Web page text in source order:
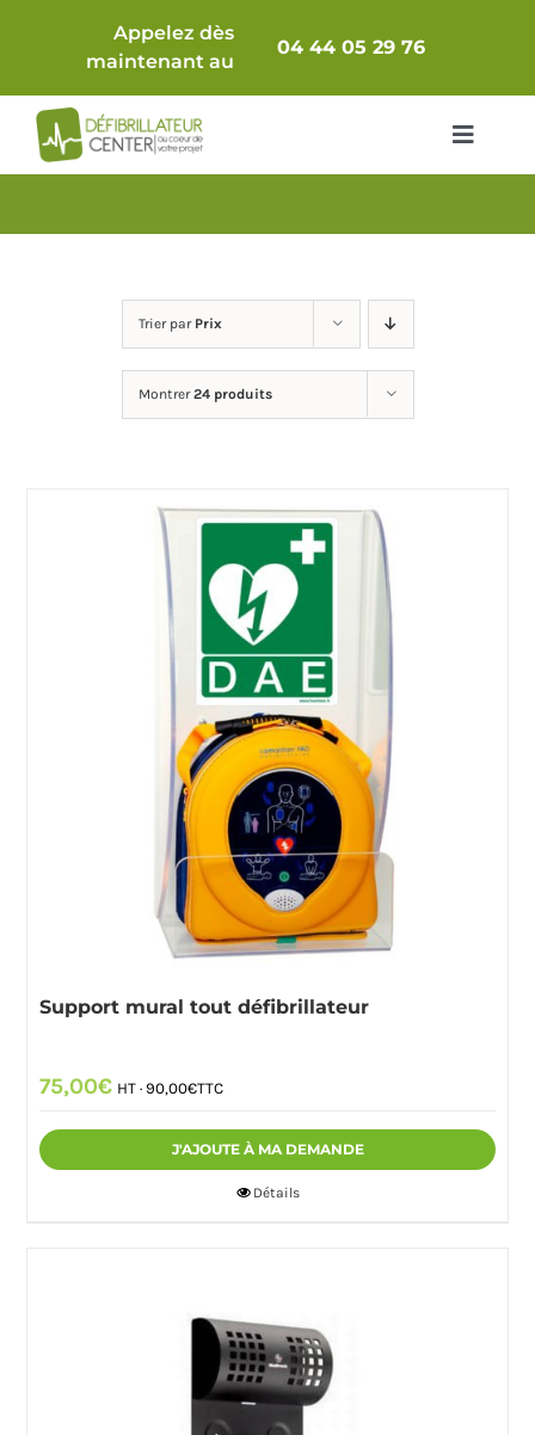
Appelez dès
maintenant au
04 44 05 29 76
Toggle
Comparatif
Accessoires & Consommables
Electrodes / Batteries
Trier par Prix
Montrer24 produits
Support mural tout défibrillateur
75,00€ HT · 90,00€TTC
J'AJOUTE À MA DEMANDE
Détails